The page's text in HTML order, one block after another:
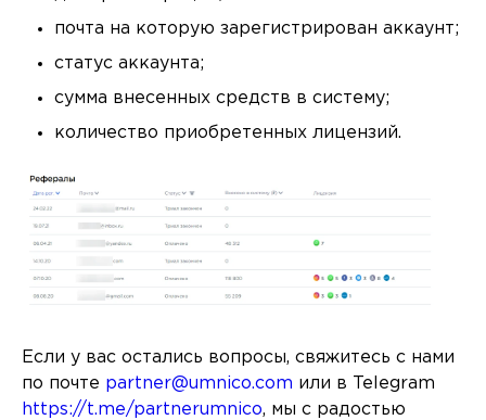
почта на которую зарегистрирован аккаунт;
статус аккаунта;
сумма внесенных средств в систему;
количество приобретенных лицензий.
Если у вас остались вопросы, свяжитесь с нами
по почте partner@umnico.com или в Telegram
https://t.me/partnerumnico, мы с радостью